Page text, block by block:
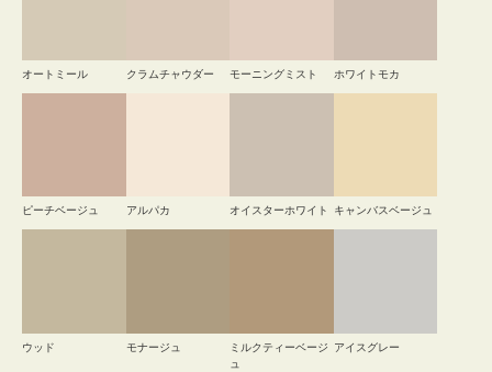
オートミール クラムチャウダー モーニングミスト ホワイトモカ
ピーチベージュ アルパカ オイスターホワイト キャンバスベージュ
ウッド モナージュ
ミルクティーベージ
ュ
アイスグレー